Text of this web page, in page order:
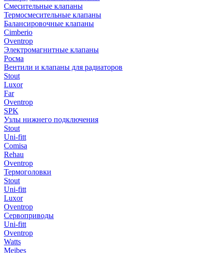
Cмесительные клапаны
Термосмесительные клапаны
Балансировочные клапаны
Cimberio
Oventrop
Электромагнитные клапаны
Росма
Вентили и клапаны для радиаторов
Stout
Luxor
Far
Oventrop
SPK
Узлы нижнего подключения
Stout
Uni-fitt
Comisa
Rehau
Oventrop
Термоголовки
Stout
Uni-fitt
Luxor
Oventrop
Сервоприводы
Uni-fitt
Oventrop
Watts
Meibes